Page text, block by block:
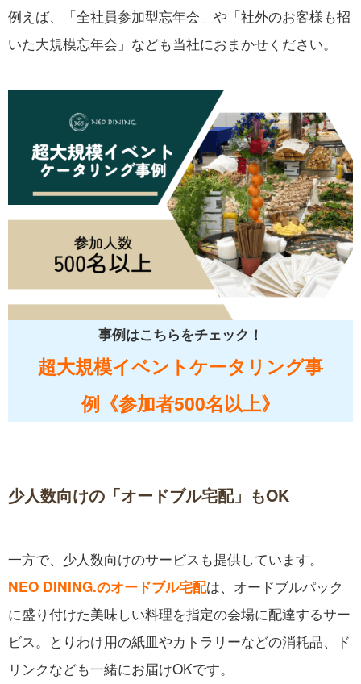
例えば、「全社員参加型忘年会」や「社外のお客様も招
いた大規模忘年会」なども当社におまかせください。
事例はこちらをチェック！
超大規模イベントケータリング事
例《参加者500名以上》
少人数向けの「オードブル宅配」もOK
一方で、少人数向けのサービスも提供しています。
NEO DINING.のオードブル宅配は、オードブルパック
に盛り付けた美味しい料理を指定の会場に配達するサー
ビス。とりわけ用の紙皿やカトラリーなどの消耗品、ド
リンクなども一緒にお届けOKです。